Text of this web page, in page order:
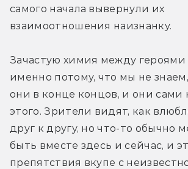
самого начала вывернули их
взаимоотношения наизнанку.
Зачастую химия между героями
именно потому, что мы не
они в конце концов, и они сами
этого. Зрители видят, как
друг к другу, но что-то обычно
быть вместе здесь и сейчас, и
препятствия вкупе с